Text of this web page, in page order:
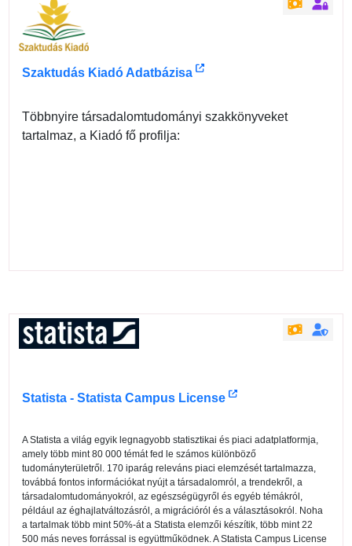
Szaktudás Kiadó Adatbázisa
Többnyire társadalomtudományi szakkönyveket
tartalmaz, a Kiadó fő profilja:
Statista - Statista Campus License
A Statista a világ egyik legnagyobb statisztikai és piaci adatplatformja,
amely több mint 80 000 témát fed le számos különböző
tudományterületről. 170 iparág releváns piaci elemzését tartalmazza,
továbbá fontos információkat nyújt a társadalomról, a trendekről, a
társadalomtudományokról, az egészségügyről és egyéb témákról,
például az éghajlatváltozásról, a migrációról és a választásokról. Noha
a tartalmak több mint 50%-át a Statista elemzői készítik, több mint 22
500 más neves forrással is együttműködnek. A Statista Campus License